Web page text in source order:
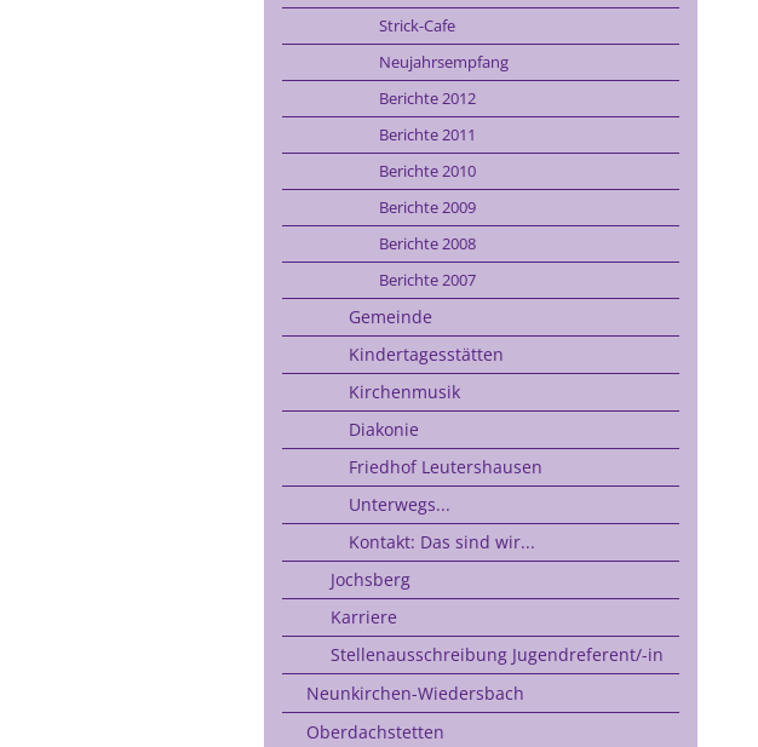
Strick-Cafe
Neujahrsempfang
Berichte 2012
Berichte 2011
Berichte 2010
Berichte 2009
Berichte 2008
Berichte 2007
Gemeinde
Kindertagesstätten
Kirchenmusik
Diakonie
Friedhof Leutershausen
Unterwegs...
Kontakt: Das sind wir...
Jochsberg
Karriere
Stellenausschreibung Jugendreferent/-in
Neunkirchen-Wiedersbach
Oberdachstetten